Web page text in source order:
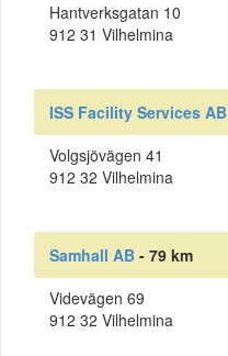
Hantverksgatan 10
912 31 Vilhelmina
ISS Facility Services AB
Volgsjövägen 41
912 32 Vilhelmina
Samhall AB - 79 km
Videvägen 69
912 32 Vilhelmina